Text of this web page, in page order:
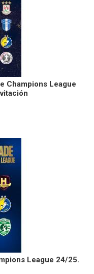
Champions League
League 24/25.